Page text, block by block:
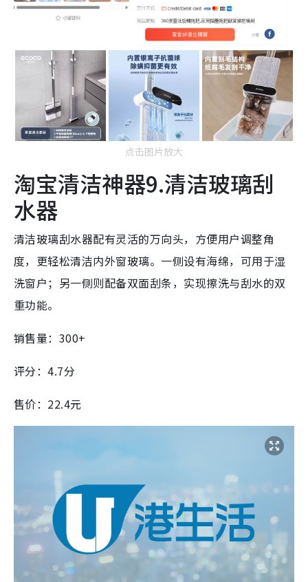
点击图片放大
淘宝清洁神器9.清洁玻璃刮
水器
清洁玻璃刮水器配有灵活的万向头，方便用户调整角
度，更轻松清洁内外窗玻璃。一侧设有海绵，可用于湿
洗窗户；另一侧则配备双面刮条，实现擦洗与刮水的双
重功能。
销售量：300+
评分：4.7分
售价：22.4元